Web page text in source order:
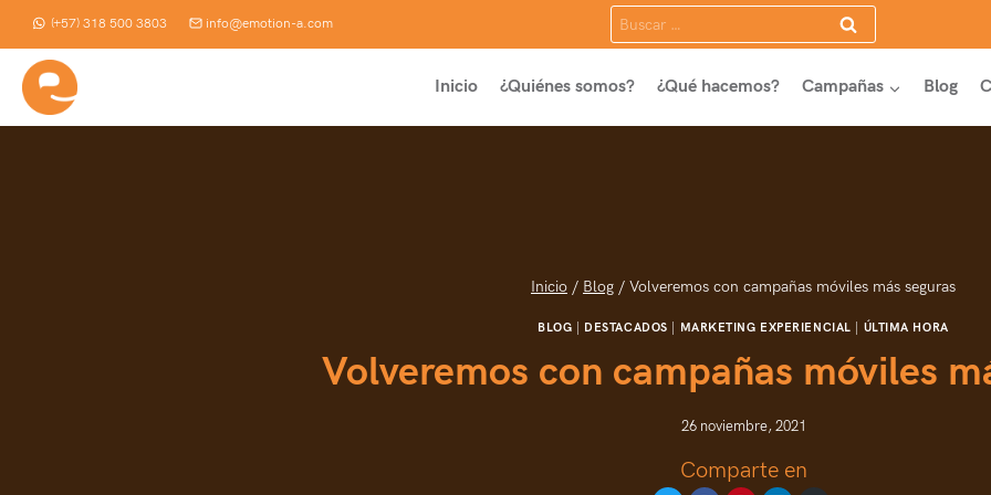
Saltar
contenido
(+57) 318 500 3803 info@emotion-a.com Buscar:
Inicio ¿Quiénes somos? ¿Qué hacemos? Campañas Blog
Inicio / Blog / Volveremos con campañas móviles más seguras
BLOG DESTACADOS MARKETING EXPERIENCIAL ÚLTIMA HORA
Volveremos con campañas móviles
26 noviembre, 2021
Comparte en